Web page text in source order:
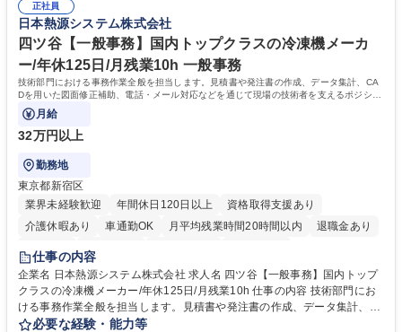
でも質問・相談できる環境が整っているため、安心して成長できます。 募
集職種 【森ビルG】人事・総務◆賞与5ヶ月◆年休120日◆残業少なめ◆
リモート可
務に挑戦できるため、自身の成長と組織への貢献度をダイレクトに実感で
きます。 残業少なめ、週1日リモート可など、ワークライフバランスを保
ち長期活躍できる環境です。 「これまでの幅広い経験を活かし、長期的な
キャリアを築きたい」という前向きな意欲と挑戦を全力で応援します。 学
歴・資格 学歴：大学院 大学 高専 短大 専修学校 高校 語学力： 資格：日商
簿記検定1級 日商簿記検定2級 日商簿記検定3級
正社員
日本熱源システム株式会社
四ツ谷【一般事務】国内トップクラスの冷凍機メーカ
ー/年休125日/月残業10h 一般事務
技術部門における事務作業全般を担当します。見積書や発注書の作成、データ集計、CA
Dを用いた図面修正補助、電話・メール対応などを通じて現場の技術者を支えるポジショ
ンです。
月給
32万円以上
勤務地
東京都新宿区
業界未経験歓迎
年間休日120日以上
資格取得支援あり
介護休暇あり
車通勤OK 月平均残業時間20時間以内
退職金あり
賞与あり
交通費支給
仕事の内容
企業名 日本熱源システム株式会社 求人名 四ツ谷【一般事務】国内トップ
クラスの冷凍機メーカー/年休125日/月残業10h 仕事の内容 技術部門にお
ける事務作業全般を担当します。見積書や発注書の作成、データ集計、C
ADを用いた図面修正補助、電話・メール対応などを通じて現場の技術者
必要な経験・能力等